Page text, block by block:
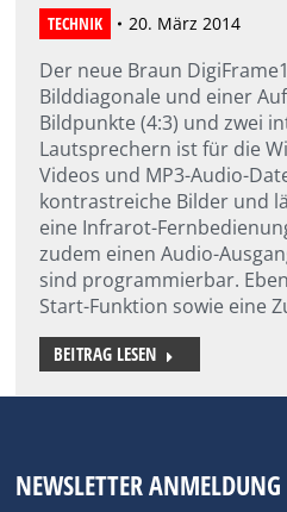
TECHNIK 20. März 2014
Der neue Braun
Bilddiagonale und einer
Bildpunkte (4:3) und zwei
Lautsprechern ist für die
Videos und MP3-Audio-
kontrastreiche Bilder und
eine Infrarot-
zudem einen Audio-
sind programmierbar.
Start-Funktion sowie eine
BEITRAG LESEN
NEWSLETTER ANMELDUNG